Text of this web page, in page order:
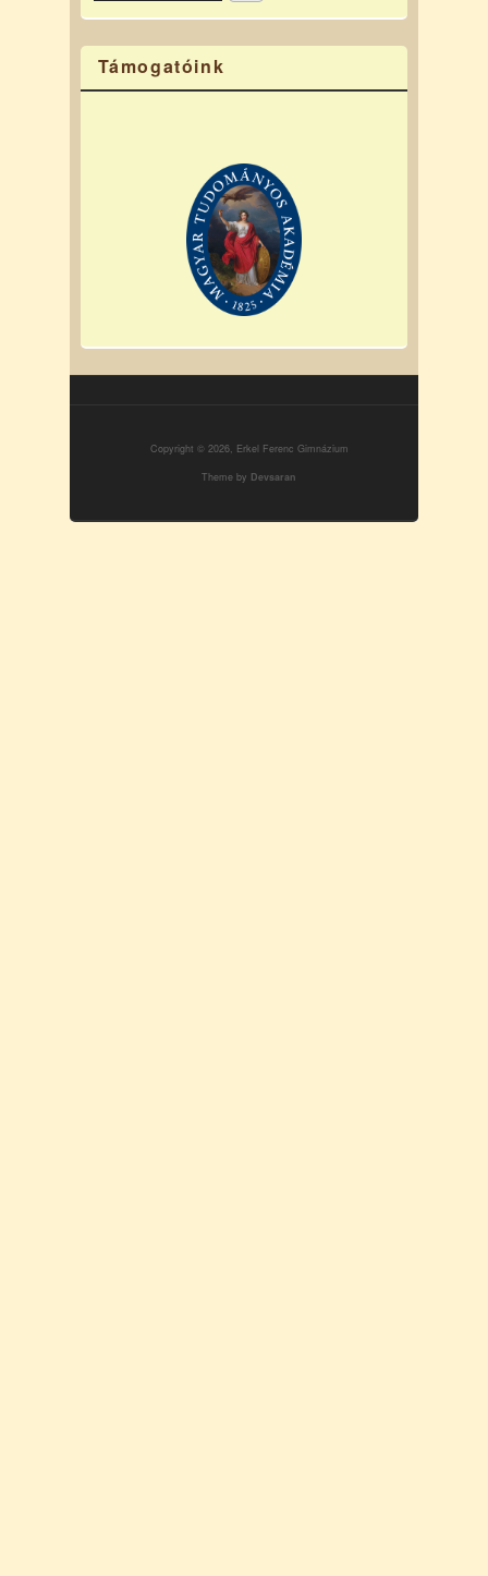
Támogatóink
Copyright © 2026, Erkel Ferenc Gimnázium
Theme by Devsaran